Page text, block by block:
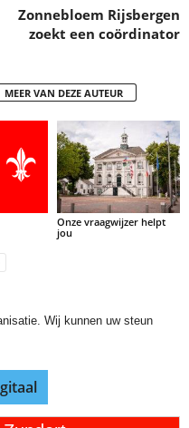
Zonnebloem Rijsbergen
zoekt een coördinator
MEER VAN DEZE AUTEUR
Onze vraagwijzer helpt
jou
Wij kunnen uw steun